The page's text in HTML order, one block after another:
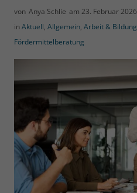
von Anya Schlie am 23. Februar 2026
inAktuell, Allgemein, Arbeit & Bildung
Fördermittelberatung